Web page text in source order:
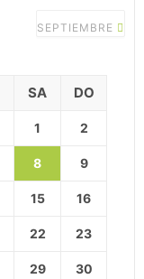
SEPTIEMBRE
SA DO
1 2
8 9
15 16
22 23
29 30